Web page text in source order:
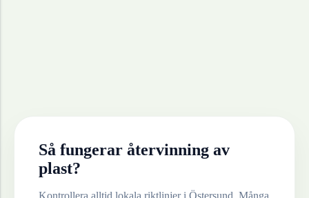
Så fungerar återvinning av
plast?